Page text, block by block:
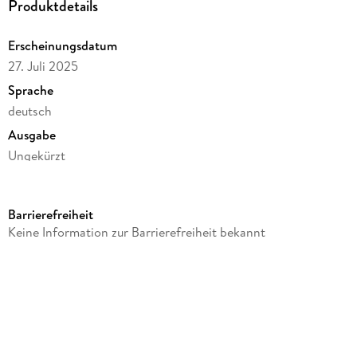
Produktdetails
Erscheinungsdatum
27. Juli 2025
Sprache
deutsch
Ausgabe
Ungekürzt
Laufzeit
Barrierefreiheit
Keine Information zur Barrierefreiheit bekannt